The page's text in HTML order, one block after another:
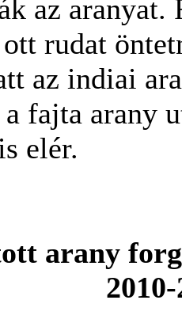
az aranyat.
rudat
az indiai
fajta arany
elér.
arany